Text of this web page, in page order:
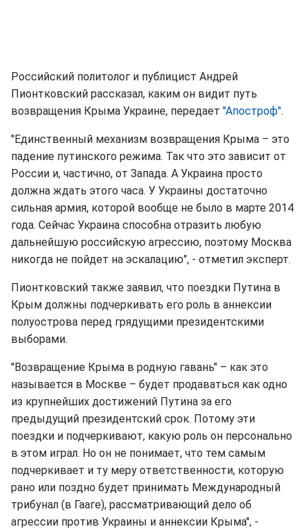
Российский политолог и публицист Андрей
Пионтковский рассказал, каким он видит путь
возвращения Крыма Украине, передает "Апостроф".
"Единственный механизм возвращения Крыма – это
падение путинского режима. Так что это зависит от
России и, частично, от Запада. А Украина просто
должна ждать этого часа. У Украины достаточно
сильная армия, которой вообще не было в марте 2014
года. Сейчас Украина способна отразить любую
дальнейшую российскую агрессию, поэтому Москва
никогда не пойдет на эскалацию", - отметил эксперт.
Пионтковский также заявил, что поездки Путина в
Крым должны подчеркивать его роль в аннексии
полуострова перед грядущими президентскими
выборами.
"Возвращение Крыма в родную гавань" – как это
называется в Москве – будет продаваться как одно
из крупнейших достижений Путина за его
предыдущий президентский срок. Потому эти
поездки и подчеркивают, какую роль он персонально
в этом играл. Но он не понимает, что тем самым
подчеркивает и ту меру ответственности, которую
рано или поздно будет принимать Международный
трибунал (в Гааге), рассматривающий дело об
агрессии против Украины и аннексии Крыма", -